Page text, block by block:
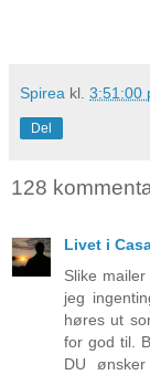
Spirea kl. 3:51:00
Del
128
Livet i
Slike
jeg
høres ut
for god til.
DU